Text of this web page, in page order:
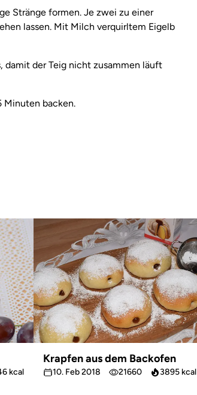
Stränge formen. Je zwei zu einer
lassen. Mit Milch verquirltem Eigelb
damit der Teig nicht zusammen läuft
Minuten backen.
kcal
Krapfen aus dem Backofen
10. Feb 2018 21660 3895 kcal